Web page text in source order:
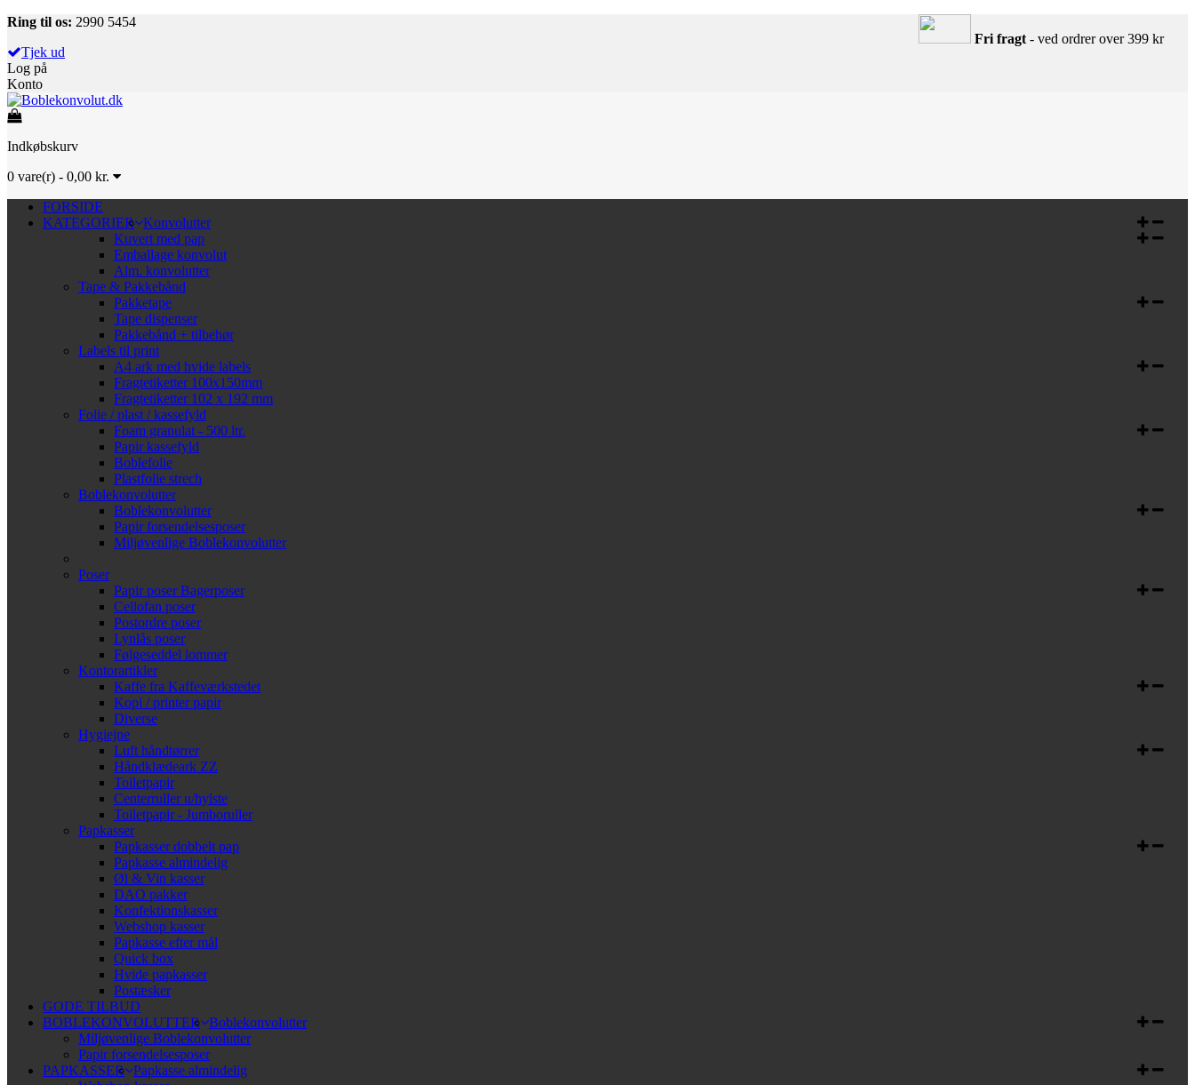
Ring til os: 2990 5454
Fri fragt - ved ordrer over 399 kr
Tjek ud
Log på
Konto
Indkøbskurv
0 vare(r) - 0,00 kr.
FORSIDE
KATEGORIER
Konvolutter
Kuvert med pap
Emballage konvolut
Alm. konvolutter
Tape & Pakkebånd
Pakketape
Tape dispenser
Pakkebånd + tilbehør
Labels til print
A4 ark med hvide labels
Fragtetiketter 100x150mm
Fragtetiketter 102 x 192 mm
Folie / plast / kassefyld
Foam granulat - 500 ltr.
Papir kassefyld
Boblefolie
Plastfolie strech
Boblekonvolutter
Boblekonvolutter
Papir forsendelsesposer
Miljøvenlige Boblekonvolutter
Poser
Papir poserBagerposer
Cellofan poser
Postordre poser
Lynlås poser
Følgeseddel lommer
Kontorartikler
Kaffe fra Kaffeværkstedet
Kopi / printer papir
Diverse
Hygiejne
Luft håndtørrer
Håndklædeark ZZ
Toiletpapir
Centerruller u/hylste
Toiletpapir - Jumboruller
Papkasser
Papkasser dobbelt pap
Papkasse almindelig
Øl & Vin kasser
DAO pakker
Konfektionskasser
Webshop kasser
Papkasse efter mål
Quick box
Hvide papkasser
Postæsker
GODE TILBUD
BOBLEKONVOLUTTER
Boblekonvolutter
Miljøvenlige Boblekonvolutter
Papir forsendelsesposer
PAPKASSER
Papkasse almindelig